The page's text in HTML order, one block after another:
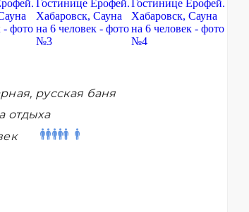
русская баня
отдыха